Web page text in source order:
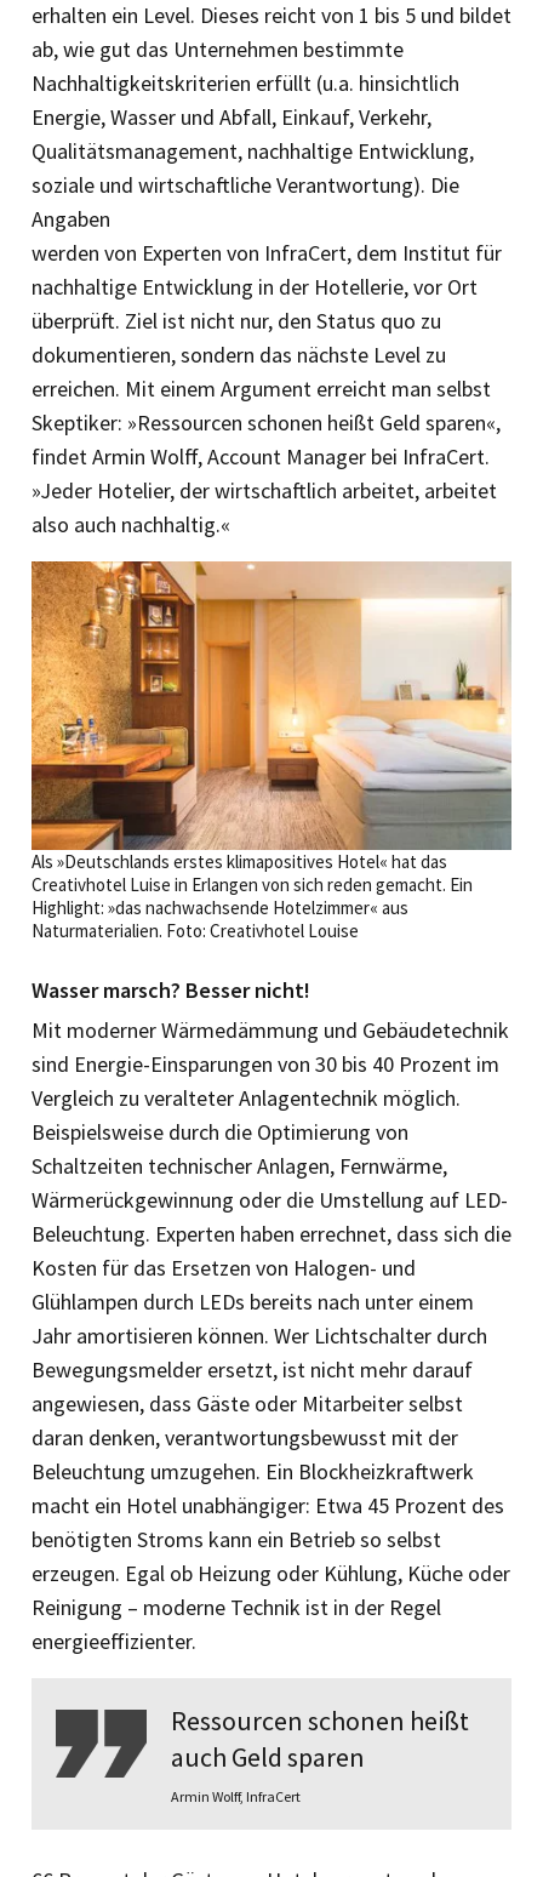
erhalten ein Level. Dieses reicht von 1 bis 5 und bildet
ab, wie gut das Unternehmen bestimmte
Nachhaltigkeitskriterien erfüllt (u.a. hinsichtlich
Energie, Wasser und Abfall, Einkauf, Verkehr,
Qualitätsmanagement, nachhaltige Entwicklung,
soziale und wirtschaft­liche Verantwortung). Die
Angaben
werden von Experten von InfraCert, dem Institut für
nachhaltige Entwicklung in der Hotellerie, vor Ort
überprüft. Ziel ist nicht nur, den Status quo zu
dokumentieren, sondern das nächste Level zu
erreichen. Mit einem Argument erreicht man selbst
Skeptiker: »Ressourcen schonen heißt Geld sparen«,
findet Armin Wolff, Account Manager bei InfraCert.
»Jeder Hotelier, der wirtschaftlich arbeitet, arbeitet
also auch nachhaltig.«
Als »Deutschlands erstes klimapositives Hotel« hat das
Creativhotel Luise in Erlangen von sich reden gemacht. Ein
Highlight: »das nachwachsende Hotelzimmer« aus
Naturmaterialien. Foto: Creativhotel Louise
Wasser marsch? Besser nicht!
Mit moderner Wärmedämmung und Gebäudetechnik
sind Energie-Einsparungen von 30 bis 40 Prozent im
Vergleich zu veralteter Anlagentechnik möglich.
Beispielsweise durch die Optimierung von
Schaltzeiten technischer Anlagen, Fernwärme,
Wärmerückgewinnung oder die Umstellung auf LED-
Beleuchtung. Experten haben errechnet, dass sich die
Kosten für das Ersetzen von Halogen- und
Glühlampen durch LEDs bereits nach unter einem
Jahr amortisieren können. Wer Lichtschalter durch
Bewegungsmelder ersetzt, ist nicht mehr darauf
angewiesen, dass Gäste oder Mitarbeiter selbst
daran denken, verantwortungsbewusst mit der
Beleuchtung umzugehen. Ein Blockheizkraftwerk
macht ein Hotel unabhängiger: Etwa 45 Prozent des
benötigten Stroms kann ein Betrieb so selbst
erzeugen. Egal ob Heizung oder Kühlung, Küche oder
Reinigung – moderne Technik ist in der Regel
energieeffizienter.
Ressourcen schonen heißt
auch Geld sparen
Armin Wolff, InfraCert